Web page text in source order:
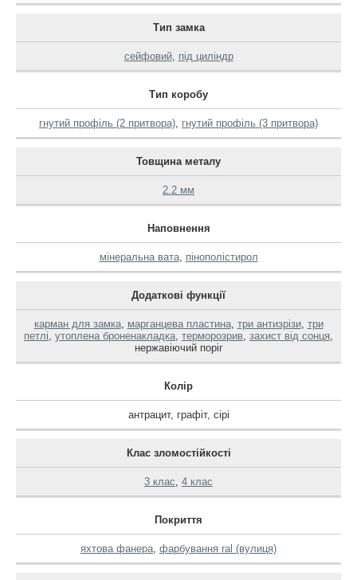
Тип замка
сейфовий, під циліндр
Тип коробу
гнутий профіль (2 притвора), гнутий профіль (3 притвора)
Товщина металу
2.2 мм
Наповнення
мінеральна вата, пінополістирол
Додаткові функції
карман для замка, марганцева пластина, три антизрізи, три
петлі, утоплена броненакладка, терморозрив, захист від сонця,
нержавіючий поріг
Колір
антрацит, графіт, сірі
Клас зломостійкості
3 клас, 4 клас
Покриття
яхтова фанера, фарбування ral (вулиця)